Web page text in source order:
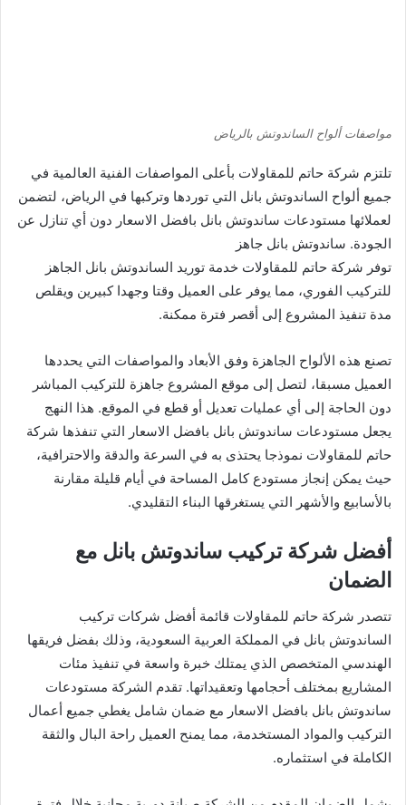
مواصفات ألواح الساندوتش بالرياض
تلتزم شركة حاتم للمقاولات بأعلى المواصفات الفنية العالمية في
جميع ألواح الساندوتش بانل التي توردها وتركبها في الرياض، لتضمن
لعملائها مستودعات ساندوتش بانل بافضل الاسعار دون أي تنازل عن
الجودة. ساندوتش بانل جاهز
توفر شركة حاتم للمقاولات خدمة توريد الساندوتش بانل الجاهز
للتركيب الفوري، مما يوفر على العميل وقتا وجهدا كبيرين ويقلص
مدة تنفيذ المشروع إلى أقصر فترة ممكنة.
تصنع هذه الألواح الجاهزة وفق الأبعاد والمواصفات التي يحددها
العميل مسبقا، لتصل إلى موقع المشروع جاهزة للتركيب المباشر
دون الحاجة إلى أي عمليات تعديل أو قطع في الموقع. هذا النهج
يجعل مستودعات ساندوتش بانل بافضل الاسعار التي تنفذها شركة
حاتم للمقاولات نموذجا يحتذى به في السرعة والدقة والاحترافية،
حيث يمكن إنجاز مستودع كامل المساحة في أيام قليلة مقارنة
بالأسابيع والأشهر التي يستغرقها البناء التقليدي.
أفضل شركة تركيب ساندوتش بانل مع
الضمان
تتصدر شركة حاتم للمقاولات قائمة أفضل شركات تركيب
الساندوتش بانل في المملكة العربية السعودية، وذلك بفضل فريقها
الهندسي المتخصص الذي يمتلك خبرة واسعة في تنفيذ مئات
المشاريع بمختلف أحجامها وتعقيداتها. تقدم الشركة مستودعات
ساندوتش بانل بافضل الاسعار مع ضمان شامل يغطي جميع أعمال
التركيب والمواد المستخدمة، مما يمنح العميل راحة البال والثقة
الكاملة في استثماره.